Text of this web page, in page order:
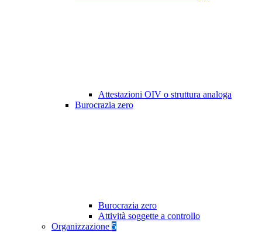
Attestazioni OIV o struttura analoga
Burocrazia zero
Burocrazia zero
Attività soggette a controllo
Organizzazione 5